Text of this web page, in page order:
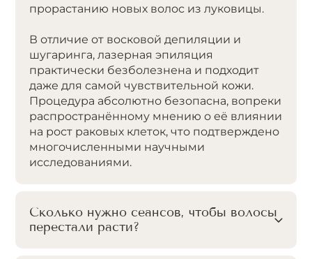
прорастанию новых волос из луковицы.
В отличие от восковой депиляции и
шугаринга, лазерная эпиляция
практически безболезнена и подходит
даже для самой чувствительной кожи.
Процедура абсолютно безопасна, вопреки
распространённому мнению о её влиянии
на рост раковых клеток, что подтверждено
многочисленными научными
исследованиями.
Сколько нужно сеансов, чтобы волосы
перестали расти?